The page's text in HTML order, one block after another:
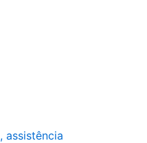
, assistência